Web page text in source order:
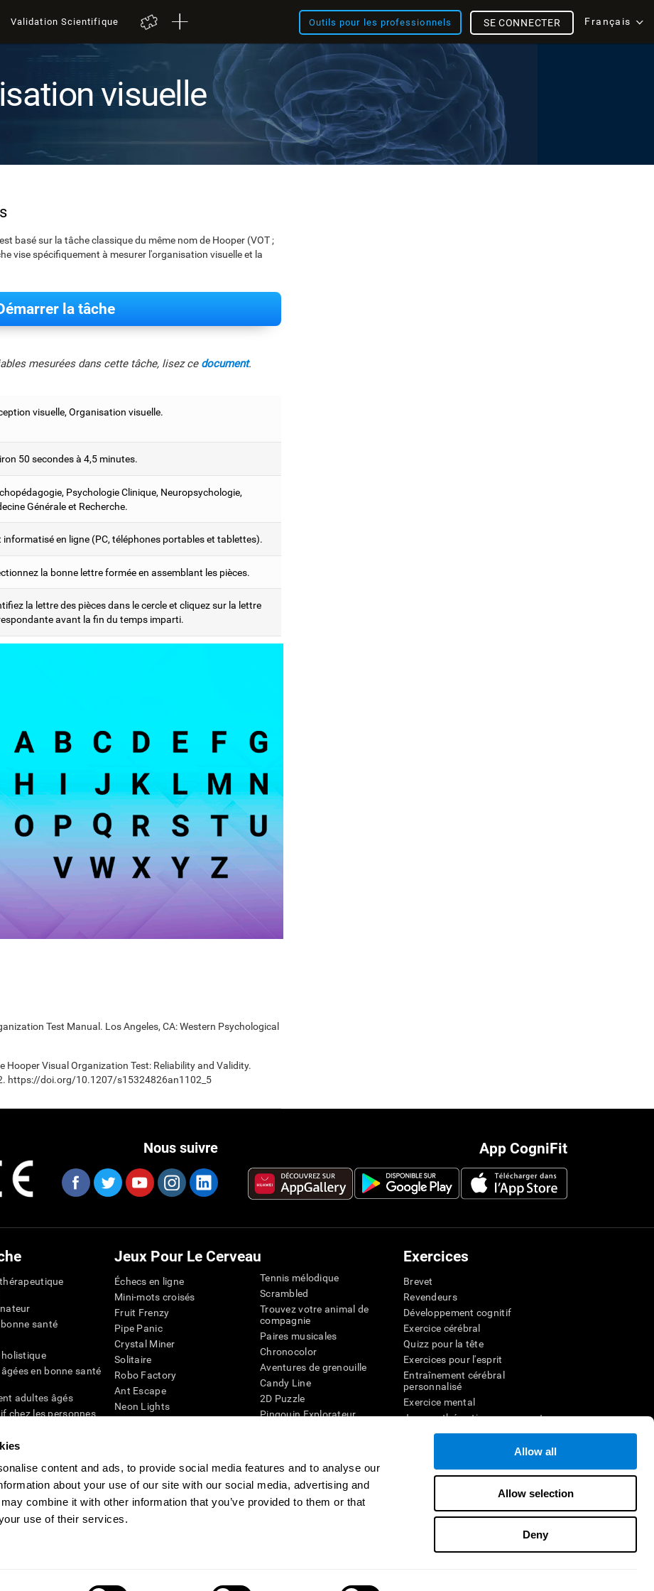
content and ads, to provide social media features and to analyse our
about your use of our site with our social media, advertising and
combine it with other information that you’ve provided to them or that
use of their services.
Allow all
Allow selection
Deny
Validation Scientifique Outils pour les professionnels Français
SE CONNECTER
visuelle
basé sur la tâche classique du même nom de Hooper (VOT ;
vise spécifiquement à mesurer l'organisation visuelle et la
la tâche
mesurées dans cette tâche, lisez ce document.
visuelle, Organisation visuelle.
50 secondes à 4,5 minutes.
Psychologie Clinique, Neuropsychologie,
Générale et Recherche.
informatisé en ligne (PC, téléphones portables et tablettes).
la bonne lettre formée en assemblant les pièces.
la lettre des pièces dans le cercle et cliquez sur la lettre
avant la fin du temps imparti.
Test Manual. Los Angeles, CA: Western Psychological
Hooper Visual Organization Test: Reliability and Validity.
https://doi.org/10.1207/s15324826an1102_5
App CogniFit
Nous suivre
santé
en bonne santé
adultes âgés
chez les personnes
Jeux Pour Le Cerveau
Échecs en ligne
Mini-mots croisés
Fruit Frenzy
Pipe Panic
Crystal Miner
Solitaire
Robo Factory
Ant Escape
Neon Lights
Space Rescue
Chaos mathématique
Course de billes
Tennis mélodique
Scrambled
Trouvez votre animal de
compagnie
Paires musicales
Chronocolor
Aventures de grenouille
Candy Line
2D Puzzle
Pingouin Explorateur
Jeux d'agilité mentale
Jeux en ligne pour la
mémoire
Jeux pour le cerveau
Exercices
Brevet
Revendeurs
Développement cognitif
Exercice cérébral
Quizz pour la tête
Exercices pour l'esprit
Entraînement cérébral
personnalisé
Exercice mental
Jeux mathématiques amusants
Compréhension de lecture
Batailles cérébrales
Test de QI
Déclaration d'accessibilité